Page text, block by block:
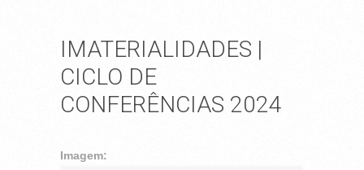
IMATERIALIDADES |
CICLO DE
CONFERÊNCIAS 2024
Imagem: